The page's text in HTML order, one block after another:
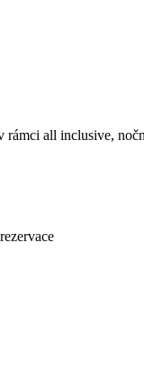
rámci all inclusive,